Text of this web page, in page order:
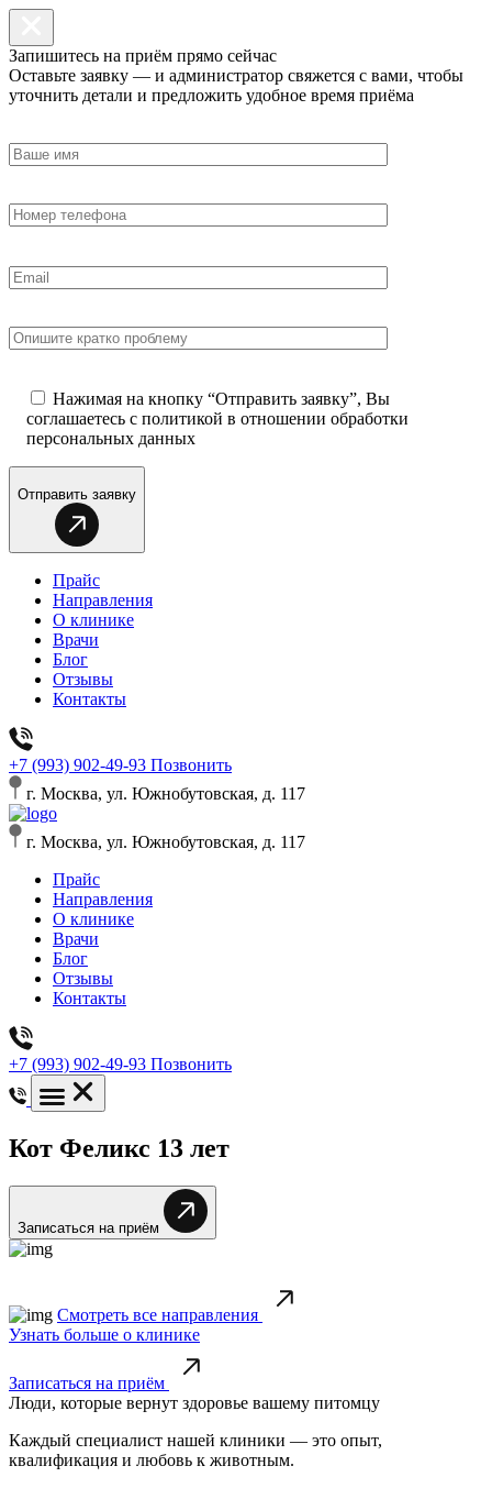
Запишитесь на приём прямо сейчас
Оставьте заявку — и администратор свяжется с вами, чтобы
уточнить детали и предложить удобное время приёма
Нажимая на кнопку “Отправить заявку”, Вы
соглашаетесь с политикой в отношении обработки
персональных данных
Отправить заявку
Прайс
Направления
О клинике
Врачи
Блог
Отзывы
Контакты
+7 (993) 902-49-93 Позвонить
г. Москва, ул. Южнобутовская, д. 117
г. Москва, ул. Южнобутовская, д. 117
Прайс
Направления
О клинике
Врачи
Блог
Отзывы
Контакты
+7 (993) 902-49-93 Позвонить
Кот Феликс 13 лет
Записаться на приём
Смотреть все направления
Узнать больше о клинике
Записаться на приём
Люди, которые вернут здоровье вашему питомцу
Каждый специалист нашей клиники — это опыт,
квалификация и любовь к животным.